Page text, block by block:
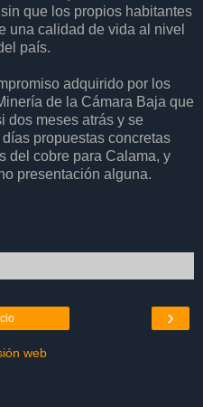
que los propios habitantes
una calidad de vida al nivel
país.
adquirido por los
de la Cámara Baja que
dos meses atrás y se
propuestas concretas
del cobre para Calama, y
presentación alguna.
›
web